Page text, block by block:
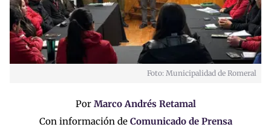
Foto: Municipalidad de Romeral
Por Marco Andrés Retamal
Con información de Comunicado de Prensa